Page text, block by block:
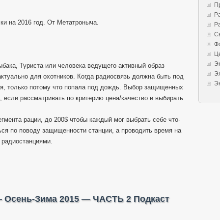
на 2016 год. От Метатроныча.
Туриста или человека ведущего активный образ
для охотников. Когда радиосвязь должна быть под
только потому что попала под дождь. Выбор защищенных
рассматривать по критерию цена/качество и выбирать
рации, до 200$ чтобы каждый мог выбрать себе что-
по поводу защищенности станции, а проводить время на
Зима 2015 — ЧАСТЬ 2 Подкаст